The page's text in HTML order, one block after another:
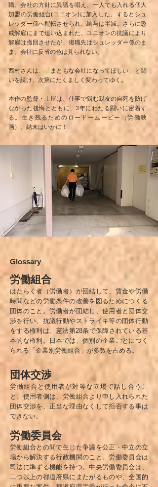
職。会社の方針に異議を唱え、一人でも入れる個人
加盟の労働組合(ユニオン)に加入した。するとシュ
レッダー係へ配転させられ、給与は半減。さらに懲
戒解雇にまで追い込まれた。ユニオンの抗議により
解雇は撤回させたが、復職先はシュレッダー係のま
ま。会社に反省の色は見られない。
西村さんは、「まともな会社になってほしい」と闘
いを続け、次第にたくましく変わってゆく。
本作の監督・土屋は、仕事で悩む親友の自死を防げ
なかった後悔とともに、3年にわたる闘いに密着す
る。生き残るためのロードームービー（労働映
画）。結末はいかに！
Glossary
労働組合
はたらく者（労働者）が団結して、賃金や労働
時間などの労働条件の改善を図るためにつくる
団体のこと。労働者が団結し、使用者と団体交
渉を行い、抗議行動やストライキ等の団体行動
をする権利は、憲法第28条で保障されている基
本的な権利。日本では、個別の企業ごとにつく
られる「企業別労働組合」が多数を占める。
団体交渉
労働組合と使用者が対等な立場で話し合うこ
と。使用者側は、労働組合より申し入れられた
団体交渉を、正当な理由なくして拒否する事は
できない。
労働委員会
労働組合との間で生じた争議を公正・中立の立
場から解決する行政機関のこと。労働委員会は
司法に準ずる機能を持つ。中央労働委員会は、
二つ以上の都道府県にまたがるものや、全国的